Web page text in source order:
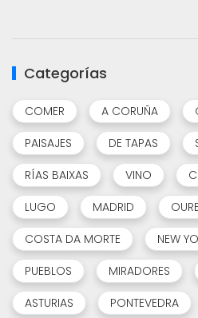
Categorías
COMER A CORUÑA
PAISAJES
DE TAPAS
RÍAS BAIXAS
VINO
LUGO
MADRID
COSTA DA MORTE
NEW
PUEBLOS
MIRADORES
ASTURIAS
PONTEVEDRA